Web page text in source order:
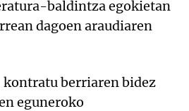
baldintza egokietan
dagoen araudiaren
kontratu berriaren bidez
eguneroko